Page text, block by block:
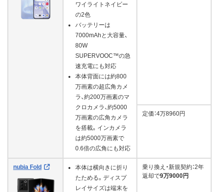
ワイライトネイビー
の2色
バッテリーは
7000mAhと大容量、
80W
SUPERVOOC™の急
速充電にも対応
本体背面には約800
万画素の超広角カメ
ラ、約200万画素のマ
クロカメラ、約5000
万画素の広角カメラ
を搭載。インカメラ
は約5000万画素で
0.6倍の広角にも対応
定価：4万8960円
nubia Fold
本体は横向きに折り
たためる。ディスプ
レイサイズは端末を
乗り換え・新規契約：2年
返却で9万9000円